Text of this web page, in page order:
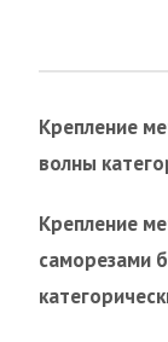
Крепление
волны
Крепление
саморезами